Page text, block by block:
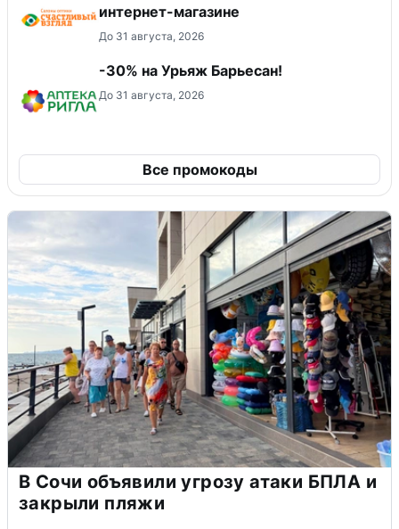
интернет-магазине
До 31 августа, 2026
-30% на Урьяж Барьесан!
До 31 августа, 2026
Все промокоды
В Сочи объявили угрозу атаки БПЛА и
закрыли пляжи